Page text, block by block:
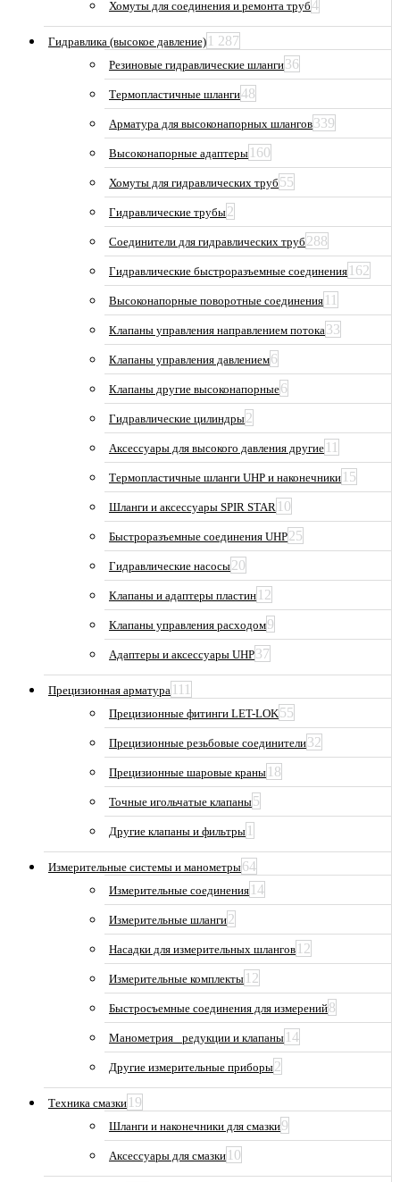
Хомуты для соединения и ремонта труб4
Гидравлика (высокое давление) 1 287
Резиновые гидравлические шланги36
Термопластичные шланги48
Арматура для высоконапорных шлангов339
Высоконапорные адаптеры 160
Хомуты для гидравлических труб 55
Гидравлические трубы2
Соединители для гидравлических труб 288
Гидравлические быстроразъемные соединения 162
Высоконапорные поворотные соединения 11
Клапаны управления направлением потока33
Клапаны управления давлением6
Клапаны другие высоконапорные6
Гидравлические цилиндры2
Аксессуары для высокого давления другие 11
Термопластичные шланги UHP и наконечники 15
Шланги и аксессуары SPIR STAR 10
Быстроразъемные соединения UHP25
Гидравлические насосы20
Клапаны и адаптеры пластин 12
Клапаны управления расходом9
Адаптеры и аксессуары UHP37
Прецизионная арматура 111
Прецизионные фитинги LET-LOK55
Прецизионные резьбовые соединители32
Прецизионные шаровые краны 18
Точные игольчатые клапаны5
Другие клапаны и фильтры 1
Измерительные системы и манометры64
Измерительные соединения 14
Измерительные шланги2
Насадки для измерительных шлангов 12
Измерительные комплекты 12
Быстросъемные соединения для измерений8
Манометрия_ редукции и клапаны 14
Другие измерительные приборы2
Техника смазки 19
Шланги и наконечники для смазки9
Аксессуары для смазки 10